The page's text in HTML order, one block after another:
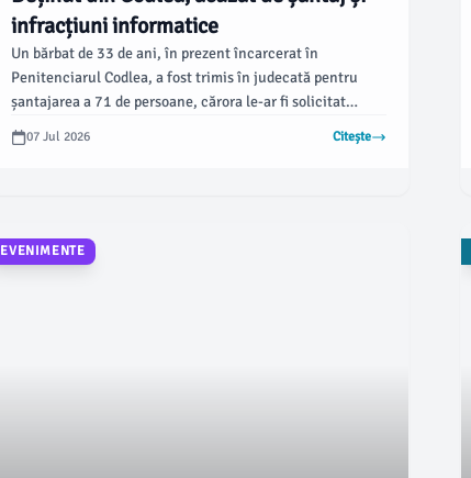
infracțiuni informatice
Un bărbat de 33 de ani, în prezent încarcerat în
Penitenciarul Codlea, a fost trimis în judecată pentru
șantajarea a 71 de persoane, cărora le-ar fi solicitat
accesul la conturile online în scopul obținerii de
fotografii și videoclipuri intime. Procurorii DIICOT îi
07 Jul 2026 Citește
EVENIMENTE